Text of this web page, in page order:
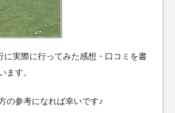
に実際に行ってみた感想・口コミを書
ます。
の参考になれば幸いです♪